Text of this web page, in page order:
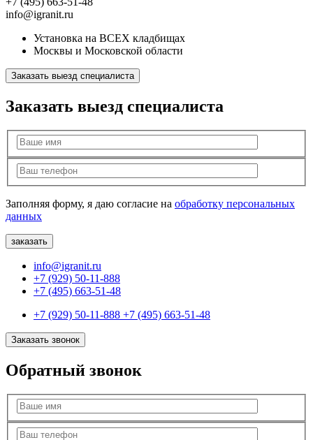
info@igranit.ru
Установка на ВСЕХ кладбищах
Москвы и Московской области
Заказать выезд специалиста
Заказать выезд специалиста
Заполняя форму, я даю согласие на обработку персональных
данных
info@igranit.ru
+7 (929) 50-11-888
+7 (495) 663-51-48
+7 (929) 50-11-888 +7 (495) 663-51-48
Заказать звонок
Обратный звонок